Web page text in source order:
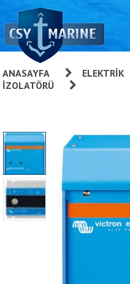
ANASAYFA ELEKTRIK
İZOLATÖRÜ